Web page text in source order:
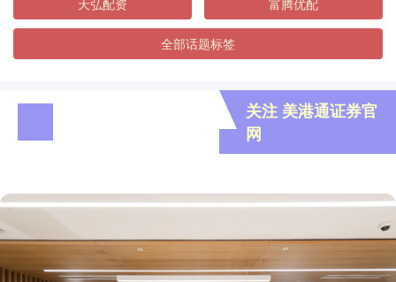
天弘配资 富腾优配
全部话题标签
关注 美港通证券官
网